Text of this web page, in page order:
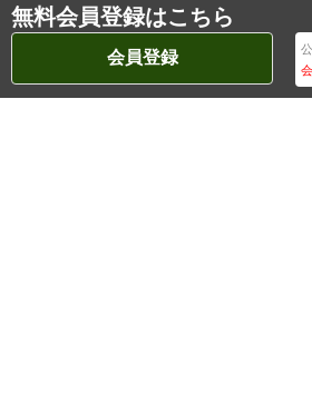
無料会員登録はこちら
会員登録